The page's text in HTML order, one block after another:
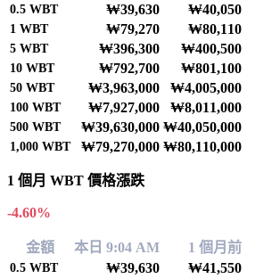
0.5 WBT ₩39,630 ₩40,050
1 WBT ₩79,270 ₩80,110
5 WBT ₩396,300 ₩400,500
10 WBT ₩792,700 ₩801,100
50 WBT ₩3,963,000 ₩4,005,000
100 WBT ₩7,927,000 ₩8,011,000
500 WBT ₩39,630,000 ₩40,050,000
1,000 WBT ₩79,270,000 ₩80,110,000
1 個月 WBT 價格漲跌
-4.60%
金額 本日 9:04 AM 1 個月前
0.5 WBT ₩39,630 ₩41,550